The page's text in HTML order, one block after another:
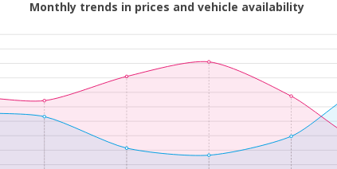
Monthly trends in prices and vehicle availability